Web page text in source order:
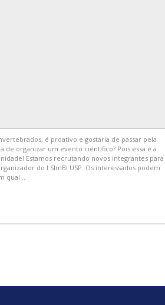
para a comunidade USP
associated callose: Gating Plant Root Responses
das 10h às 12h
Basile (AG da Botânica) | Rua do Matão, nº. 277 no IB